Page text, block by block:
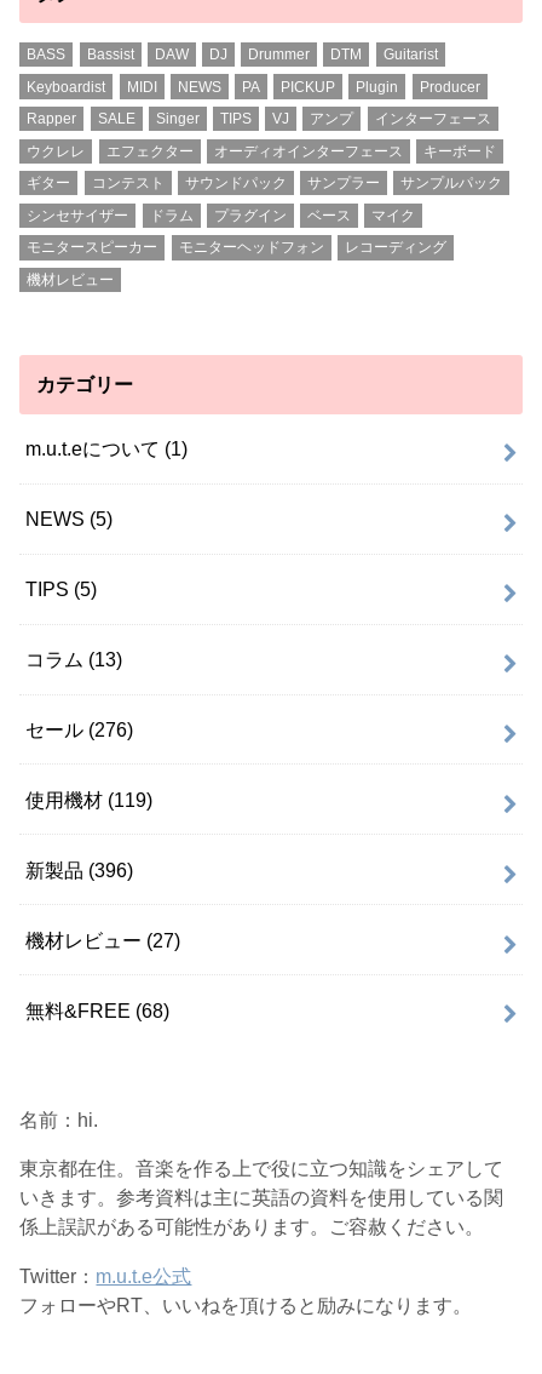
BASS Bassist DAW DJ Drummer DTM
Guitarist
Keyboardist
MIDI NEWS PA PICKUP Plugin
Producer
Rapper
SALE Singer TIPS VJ アンプ
インターフェース
ウクレレ
エフェクター オーディオインターフェース
キーボード
ギター
コンテスト サウンドパック サンプラー
サンプルパック
シンセサイザー
ドラム プラグイン ベース
マイク
モニタースピーカー
モニターヘッドフォン
レコーディング
機材レビュー
カテゴリー
m.u.t.eについて (1)
NEWS (5)
TIPS (5)
コラム (13)
セール (276)
使用機材 (119)
新製品 (396)
機材レビュー (27)
無料&FREE (68)
名前：hi.
東京都在住。音楽を作る上で役に立つ知識をシェアして
いきます。参考資料は主に英語の資料を使用している関
係上誤訳がある可能性があります。ご容赦ください。
Twitter： m.u.t.e公式
フォローやRT、いいねを頂けると励みになります。